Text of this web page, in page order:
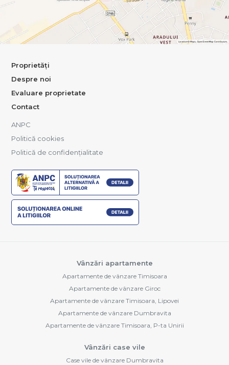
Proprietăți
Despre noi
Evaluare proprietate
Contact
ANPC
Politică cookies
Politică de confidențialitate
Vânzări apartamente
Apartamente de vânzare Timisoara
Apartamente de vânzare Giroc
Apartamente de vânzare Timisoara, Lipovei
Apartamente de vânzare Dumbravita
Apartamente de vânzare Timisoara, P-ta Unirii
Vânzări case vile
Case vile de vânzare Dumbravita